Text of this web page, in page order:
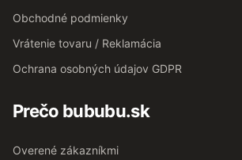
Obchodné podmienky
Vrátenie tovaru / Reklamácia
Ochrana osobných údajov GDPR
Prečo bububu.sk
Overené zákazníkmi